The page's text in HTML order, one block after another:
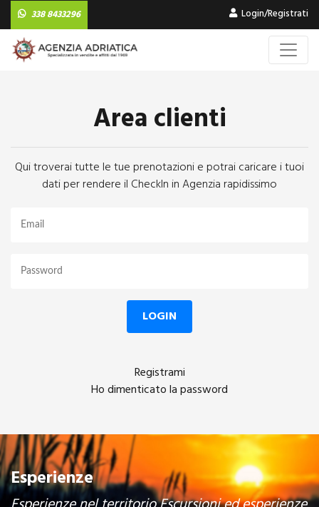
338 8433296 Login/Registrati
Area clienti
Qui troverai tutte le tue prenotazioni e potrai caricare i tuoi
dati per rendere il CheckIn in Agenzia rapidissimo
Registrami
Ho dimenticato la password
Esperienze